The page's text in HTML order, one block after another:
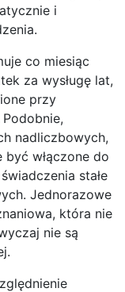
i
co miesiąc
za wysługę lat,
przy
nadliczbowych,
być włączone do
stałe
Jednorazowe
która nie
nie są